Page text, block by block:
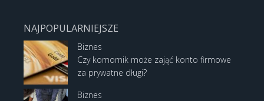
NAJPOPULARNIEJSZE
Biznes
Czy komornik może zająć konto firmowe
za prywatne długi?
Biznes